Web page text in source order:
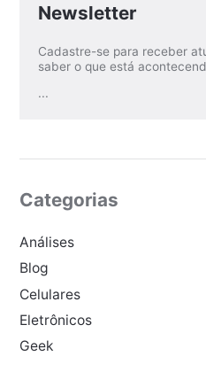
Newsletter
Cadastre-se para receber
saber o que está
...
Categorias
Análises
Blog
Celulares
Eletrônicos
Geek